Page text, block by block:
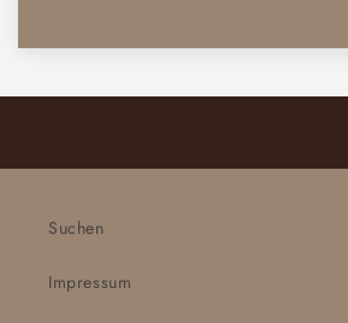
Suchen
Impressum